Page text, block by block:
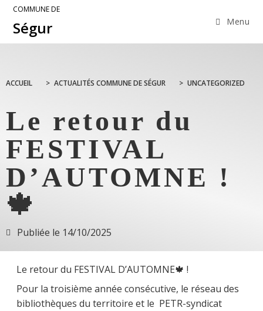
COMMUNE DE
Ségur Menu
ACCUEIL > ACTUALITÉS COMMUNE DE SÉGUR > UNCATEGORIZED
Le retour du
FESTIVAL
D’AUTOMNE !
🍁
Publiée le 14/10/2025
Le retour du FESTIVAL D’AUTOMNE🍁 !
Pour la troisième année consécutive, le réseau des
bibliothèques du territoire et le PETR-syndicat